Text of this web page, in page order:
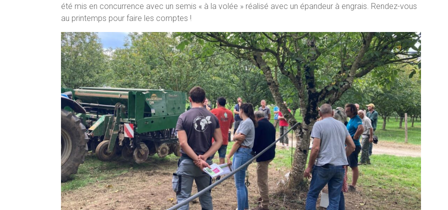
été mis en concurrence avec un semis « à la volée » réalisé avec un épandeur à engrais. Rendez-vous
au printemps pour faire les comptes !